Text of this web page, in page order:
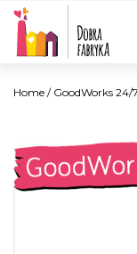
Home / GoodWorks 24/7